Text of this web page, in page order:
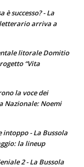
successo? - La
arriva a
litorale Domitio
“Vita
la voce dei
Nazionale: Noemi
- La Bussola
la lineup
2 - La Bussola